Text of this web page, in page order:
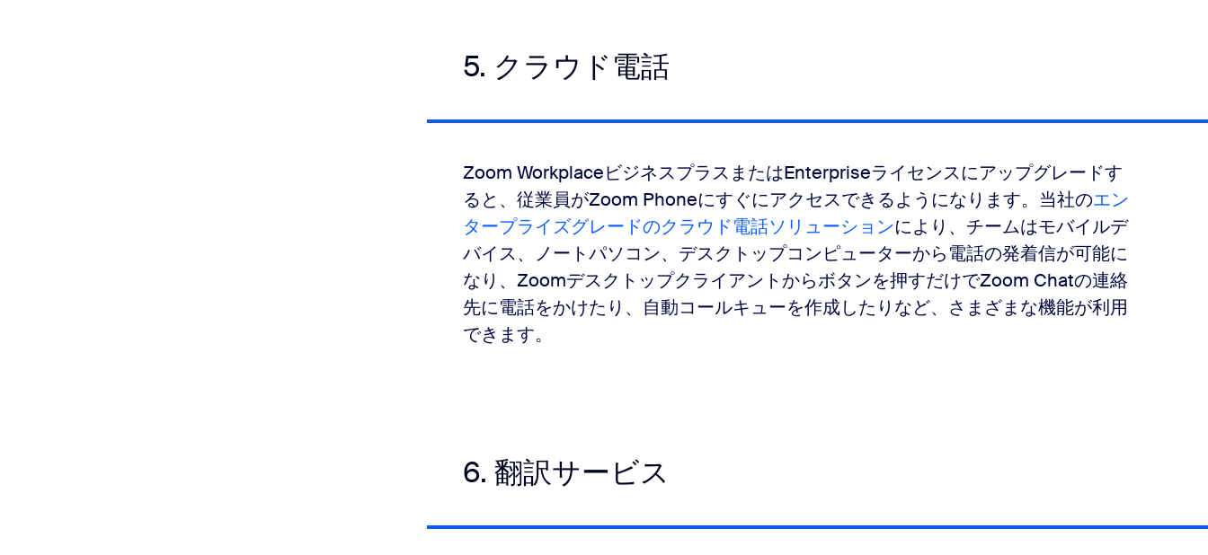
5. クラウド電話
Zoom WorkplaceビジネスプラスまたはEnterpriseライセンスにアップグレードす
ると、従業員がZoom Phoneにすぐにアクセスできるようになります。当社のエン
タープライズグレードのクラウド電話ソリューションにより、チームはモバイルデ
バイス、ノートパソコン、デスクトップコンピューターから電話の発着信が可能に
なり、Zoomデスクトップクライアントからボタンを押すだけでZoom Chatの連絡
先に電話をかけたり、自動コールキューを作成したりなど、さまざまな機能が利用
できます。
6. 翻訳サービス